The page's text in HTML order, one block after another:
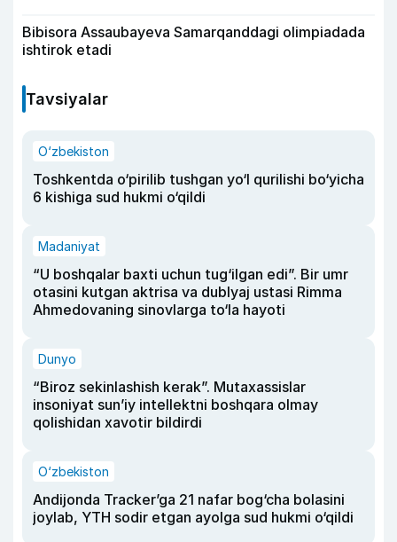
Bibisora Assaubayeva Samarqanddagi olimpiadada
ishtirok etadi
Tavsiyalar
O‘zbekiston
Toshkentda o‘pirilib tushgan yo‘l qurilishi bo‘yicha
6 kishiga sud hukmi o‘qildi
Madaniyat
“U boshqalar baxti uchun tug‘ilgan edi”. Bir umr
otasini kutgan aktrisa va dublyaj ustasi Rimma
Ahmedovaning sinovlarga to‘la hayoti
Dunyo
“Biroz sekinlashish kerak”. Mutaxassislar
insoniyat sun’iy intellektni boshqara olmay
qolishidan xavotir bildirdi
O‘zbekiston
Andijonda Tracker’ga 21 nafar bog‘cha bolasini
joylab, YTH sodir etgan ayolga sud hukmi o‘qildi